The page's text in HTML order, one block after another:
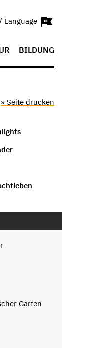
Language
BILDUNG
» Seite drucken
Garten